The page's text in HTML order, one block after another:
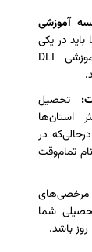
آموزشی
در یکی
از موسسات آموزشی DLI
تحصیل
استان‌ها
در
تمام‌وقت
مرخصی‌های
شما